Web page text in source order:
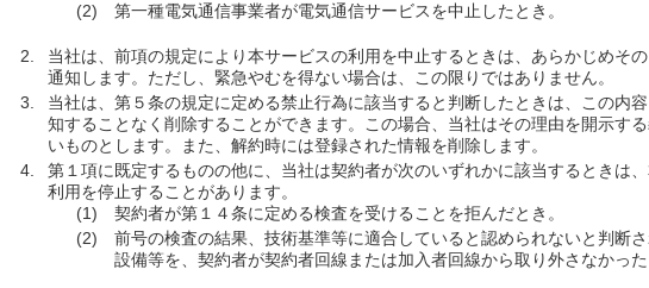
第一種電気通信事業者が電気通信サービスを中止したとき。
当社は、前項の規定により本サービスの利用を中止するときは、あらかじめそ
通知します。ただし、緊急やむを得ない場合は、この限りではありません。
当社は、第５条の規定に定める禁止行為に該当すると判断したときは、この内
知することなく削除することができます。この場合、当社はその理由を開示す
いものとします。また、解約時には登録された情報を削除します。
第１項に既定するものの他に、当社は契約者が次のいずれかに該当するときは
利用を停止することがあります。
契約者が第１４条に定める検査を受けることを拒んだとき。
前号の検査の結果、技術基準等に適合していると認められないと判断
設備等を、契約者が契約者回線または加入者回線から取り外さなかった